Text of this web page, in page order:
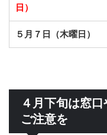
日）
５月７日（木曜日）
４月下旬は窓
ご注意を